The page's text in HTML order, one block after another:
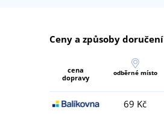
Ceny a způsoby doručení
cena
dopravy
odběrné místo
69 Kč